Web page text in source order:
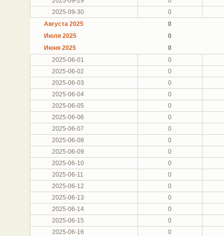
2025-09-30
0
Августа 2025
0
Июля 2025
0
Июня 2025
0
2025-06-01
0
2025-06-02
0
2025-06-03
0
2025-06-04
0
2025-06-05
0
2025-06-06
0
2025-06-07
0
2025-06-08
0
2025-06-09
0
2025-06-10
0
2025-06-11
0
2025-06-12
0
2025-06-13
0
2025-06-14
0
2025-06-15
0
2025-06-16
0